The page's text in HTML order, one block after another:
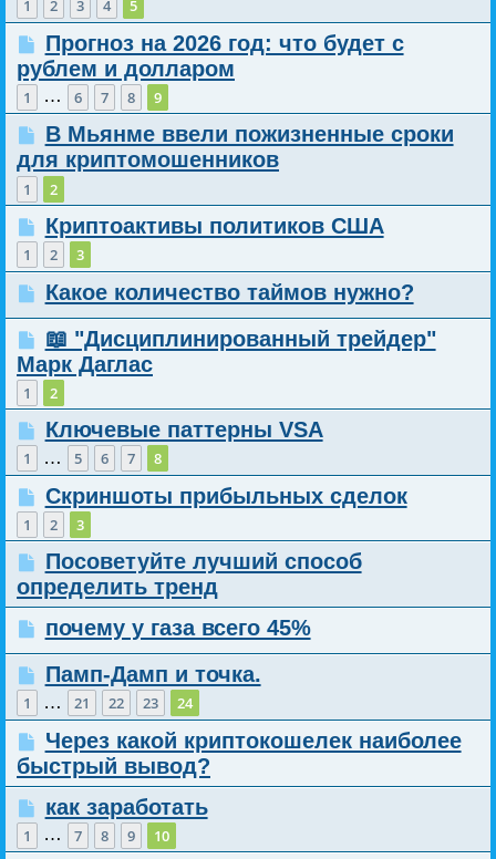
1 2 3 4 5
Прогноз на 2026 год: что будет с
рублем и долларом
1 … 6 7 8 9
В Мьянме ввели пожизненные сроки
для криптомошенников
1 2
Криптоактивы политиков США
1 2 3
Какое количество таймов нужно?
📖 "Дисциплинированный трейдер"
Марк Даглас
1 2
Ключевые паттерны VSA
1 … 5 6 7 8
Скриншоты прибыльных сделок
1 2 3
Посоветуйте лучший способ
определить тренд
почему у газа всего 45%
Памп-Дамп и точка.
1 … 21 22 23 24
Через какой криптокошелек наиболее
быстрый вывод?
как заработать
1 … 7 8 9 10